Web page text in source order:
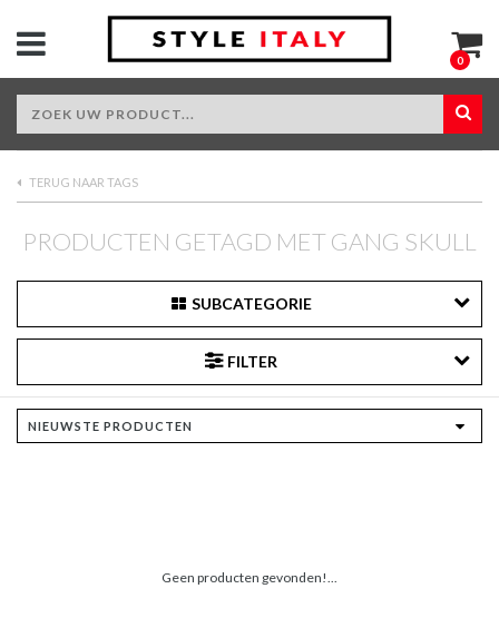
0
TERUG NAAR TAGS
PRODUCTEN GETAGD MET GANG SKULL
SUBCATEGORIE
FILTER
Geen producten gevonden!...